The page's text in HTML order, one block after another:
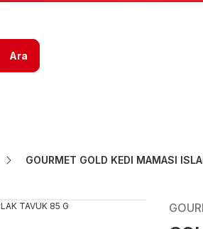
Ara
GOURMET GOLD KEDI MAMASI